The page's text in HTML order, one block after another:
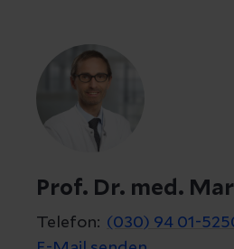
Prof. Dr. med.
Telefon: (030) 94 01-